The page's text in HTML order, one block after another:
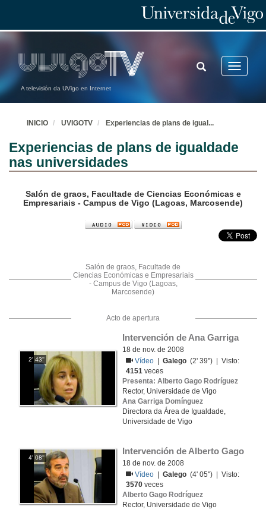
A televisión da UVigo en Internet
Toggle
TOGGLE
SEARCH
INICIO UVIGOTV Experiencias de plans de igual ...
Experiencias de plans de igualdade
nas universidades
Salón de graos, Facultade de Ciencias Económicas e
Empresariais - Campus de Vigo (Lagoas, Marcosende)
Salón de graos, Facultade de
Ciencias Económicas e Empresariais
- Campus de Vigo (Lagoas,
Marcosende)
Acto de apertura
2' 43''
Intervención de Ana Garriga
18 de nov. de 2008
Vídeo
|Galego (2' 39'') | Visto:
4151 veces
Presenta: Alberto Gago Rodríguez
Rector, Universidade de Vigo
Ana Garriga Domínguez
Directora da Área de Igualdade,
Universidade de Vigo
4' 08''
Intervención de Alberto Gago
18 de nov. de 2008
Vídeo
|Galego (4' 05'') | Visto:
3570 veces
Alberto Gago Rodríguez
Rector, Universidade de Vigo